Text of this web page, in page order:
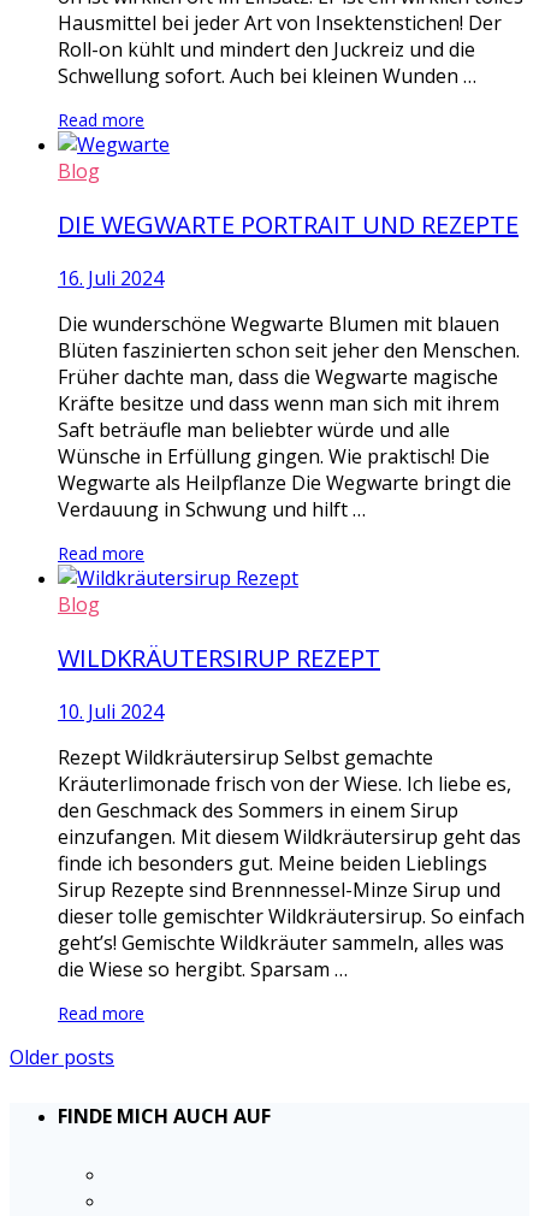
Hausmittel bei jeder Art von Insektenstichen! Der
Roll-on kühlt und mindert den Juckreiz und die
Schwellung sofort. Auch bei kleinen Wunden …
Read more
Blog
DIE WEGWARTE PORTRAIT UND REZEPTE
16. Juli 2024
Die wunderschöne Wegwarte Blumen mit blauen
Blüten faszinierten schon seit jeher den Menschen.
Früher dachte man, dass die Wegwarte magische
Kräfte besitze und dass wenn man sich mit ihrem
Saft beträufle man beliebter würde und alle
Wünsche in Erfüllung gingen. Wie praktisch! Die
Wegwarte als Heilpflanze Die Wegwarte bringt die
Verdauung in Schwung und hilft …
Read more
Blog
WILDKRÄUTERSIRUP REZEPT
10. Juli 2024
Rezept Wildkräutersirup Selbst gemachte
Kräuterlimonade frisch von der Wiese. Ich liebe es,
den Geschmack des Sommers in einem Sirup
einzufangen. Mit diesem Wildkräutersirup geht das
finde ich besonders gut. Meine beiden Lieblings
Sirup Rezepte sind Brennnessel-Minze Sirup und
dieser tolle gemischter Wildkräutersirup. So einfach
geht’s! Gemischte Wildkräuter sammeln, alles was
die Wiese so hergibt. Sparsam …
Read more
Older posts
FINDE MICH AUCH AUF